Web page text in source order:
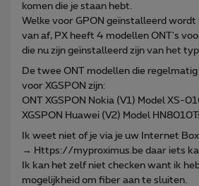
komen die je staan hebt.
Welke voor GPON geïnstalleerd
van af, PX heeft 4 modellen ONT's
die nu zijn geïnstalleerd zijn van het
De twee ONT modellen die
voor XGSPON zijn:
ONT XGSPON Nokia (V1) Model XS-
XGSPON Huawei (V2) Model
Ik weet niet of je via je uw Internet
→ Https://myproximus.be daar iets
Ik kan het zelf niet checken want ik
mogelijkheid om fiber aan te sluiten.